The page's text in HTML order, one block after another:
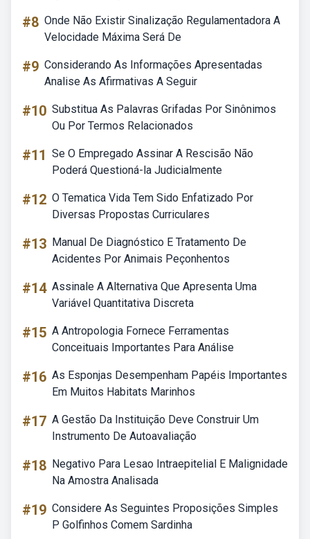
#8 Onde Não Existir Sinalização Regulamentadora A
Velocidade Máxima Será De
#9 Considerando As Informações Apresentadas
Analise As Afirmativas A Seguir
#10 Substitua As Palavras Grifadas Por Sinônimos
Ou Por Termos Relacionados
#11 Se O Empregado Assinar A Rescisão Não
Poderá Questioná-la Judicialmente
#12 O Tematica Vida Tem Sido Enfatizado Por
Diversas Propostas Curriculares
#13 Manual De Diagnóstico E Tratamento De
Acidentes Por Animais Peçonhentos
#14 Assinale A Alternativa Que Apresenta Uma
Variável Quantitativa Discreta
#15 A Antropologia Fornece Ferramentas
Conceituais Importantes Para Análise
#16 As Esponjas Desempenham Papéis Importantes
Em Muitos Habitats Marinhos
#17 A Gestão Da Instituição Deve Construir Um
Instrumento De Autoavaliação
#18 Negativo Para Lesao Intraepitelial E Malignidade
Na Amostra Analisada
#19 Considere As Seguintes Proposições Simples
P Golfinhos Comem Sardinha